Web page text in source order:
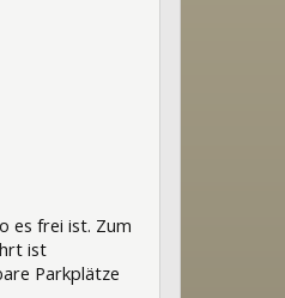
es frei ist. Zum
ist
Parkplätze